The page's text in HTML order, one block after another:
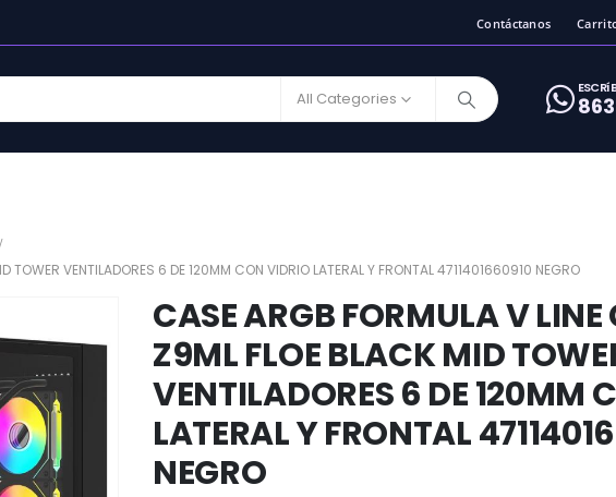
Contáctanos
All Categories
TOWER VENTILADORES 6 DE 120MM CON VIDRIO LATERAL Y FRONTAL 4711401660910 NEGRO
CASE ARGB FORMULA V LINE
Z9ML FLOE BLACK MID
VENTILADORES 6 DE 120MM
LATERAL Y FRONTAL
NEGRO